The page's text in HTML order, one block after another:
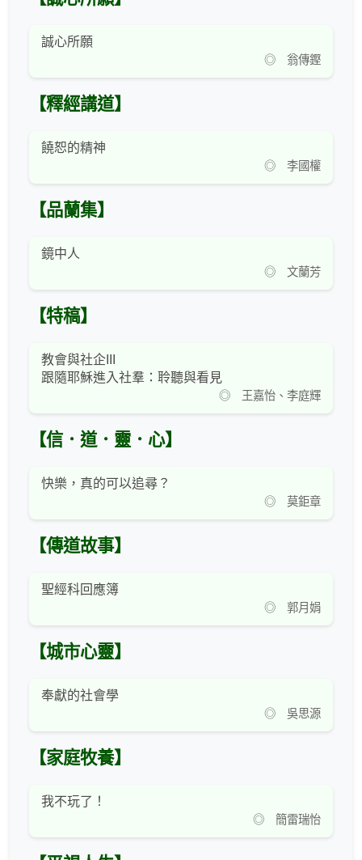
誠心所願
◎ 翁傳鏗
【釋經講道】
饒恕的精神
◎ 李國權
【品蘭集】
鏡中人
◎ 文蘭芳
【特稿】
教會與社企III
跟隨耶穌進入社羣：聆聽與看見
◎ 王嘉怡、李庭輝
【信．道．靈．心】
快樂，真的可以追尋？
◎ 莫鉅章
【傳道故事】
聖經科回應簿
◎ 郭月娟
【城市心靈】
奉獻的社會學
◎ 吳思源
【家庭牧養】
我不玩了！
◎ 簡雷瑞怡